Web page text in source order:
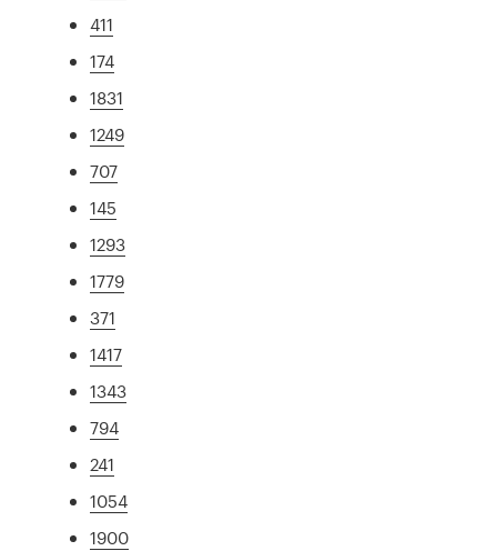
411
174
1831
1249
707
145
1293
1779
371
1417
1343
794
241
1054
1900